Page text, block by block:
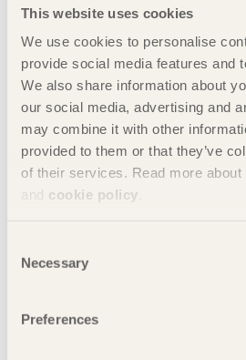
This website uses cookies
We use cookies to personalise
provide social media features and
We also share information about
our social media, advertising and
may combine it with other
provided to them or that they’ve
of their services. Read more about
and cookie policy
Selection
Necessary
Preferences
Dela denna sida:
Fler artiklar från tidningen Trä
Klicka här för att läsa fler artiklar
4 2025.
Prenumerera
Klicka här för att prenumerera på
Nyhetsbrev
Annonsera